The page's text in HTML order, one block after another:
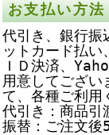
お支払い方法
代引き、銀行振
ットカード払い
ＩＤ決済、
用意してござい
て、各種ご利用
代引き：商品
振替：ご注文後